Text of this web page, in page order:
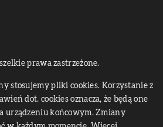
prawa zastrzeżone.
stosujemy pliki cookies. Korzystanie z
dot. cookies oznacza, że będą one
urządzeniu końcowym. Zmiany